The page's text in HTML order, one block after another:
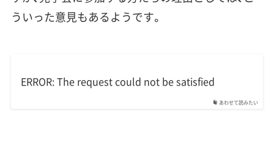
ういった意見もあるようです。
あわせて読みたい
ERROR: The request could not be satisfied